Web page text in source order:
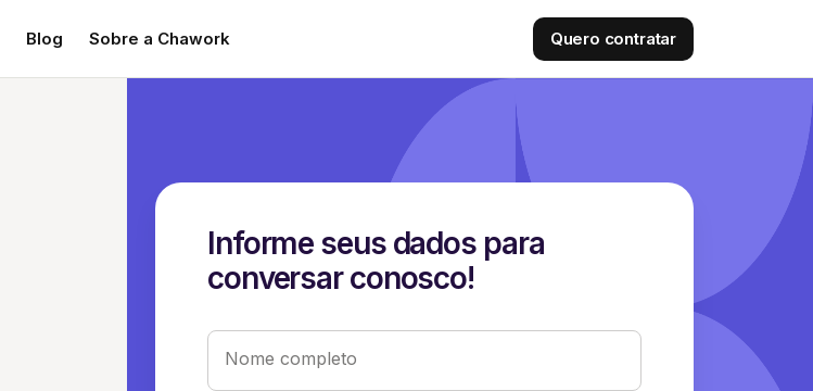
Blog Sobre a Chawork Quero contratar
Informe seus dados para
conversar conosco!
Nome completo